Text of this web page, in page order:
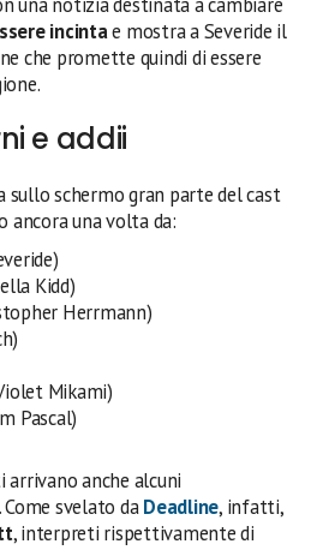
incintae mostra a Severide il
che promette quindi di essere
e addii
sullo schermo gran parte del cast
ancora una volta da:
Kidd)
Herrmann)
Mikami)
Pascal)
anche alcuni
svelato daDeadline, infatti,
, interpreti rispettivamente di